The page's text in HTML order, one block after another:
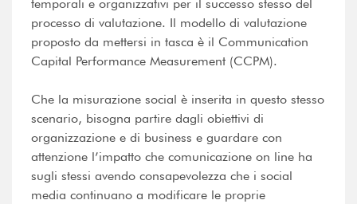
temporali e organizzativi per il successo stesso del
processo di valutazione. Il modello di valutazione
proposto da mettersi in tasca è il Communication
Capital Performance Measurement (CCPM).
Che la misurazione social è inserita in questo stesso
scenario, bisogna partire dagli obiettivi di
organizzazione e di business e guardare con
attenzione l’impatto che comunicazione on line ha
sugli stessi avendo consapevolezza che i social
media continuano a modificare le proprie